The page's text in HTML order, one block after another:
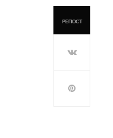
РЕПОСТ